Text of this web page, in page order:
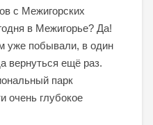
с Межигорских
в Межигорье? Да!
уже побывали, в один
вернуться ещё раз.
парк
очень глубокое